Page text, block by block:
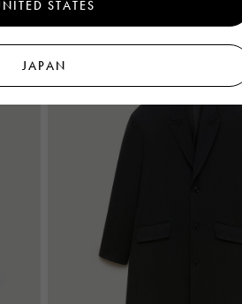
新着
STATES
JAPAN